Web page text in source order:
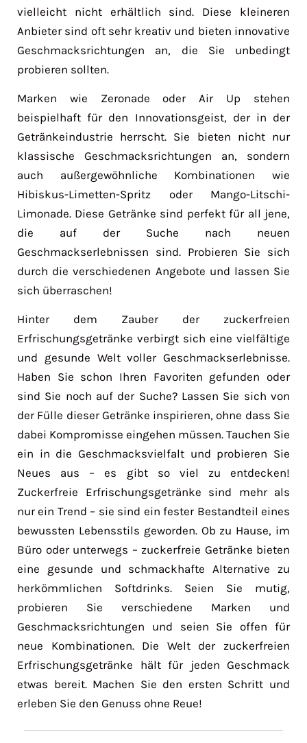
vielleicht nicht erhältlich sind. Diese kleineren
Anbieter sind oft sehr kreativ und bieten innovative
Geschmacksrichtungen an, die Sie unbedingt
probieren sollten.
Marken wie Zeronade oder Air Up stehen
beispielhaft für den Innovationsgeist, der in der
Getränkeindustrie herrscht. Sie bieten nicht nur
klassische Geschmacksrichtungen an, sondern
auch außergewöhnliche Kombinationen wie
Hibiskus-Limetten-Spritz oder Mango-Litschi-
Limonade. Diese Getränke sind perfekt für all jene,
die auf der Suche nach neuen
Geschmackserlebnissen sind. Probieren Sie sich
durch die verschiedenen Angebote und lassen Sie
sich überraschen!
Hinter dem Zauber der zuckerfreien
Erfrischungsgetränke verbirgt sich eine vielfältige
und gesunde Welt voller Geschmackserlebnisse.
Haben Sie schon Ihren Favoriten gefunden oder
sind Sie noch auf der Suche? Lassen Sie sich von
der Fülle dieser Getränke inspirieren, ohne dass Sie
dabei Kompromisse eingehen müssen. Tauchen Sie
ein in die Geschmacksvielfalt und probieren Sie
Neues aus – es gibt so viel zu entdecken!
Zuckerfreie Erfrischungsgetränke sind mehr als
nur ein Trend – sie sind ein fester Bestandteil eines
bewussten Lebensstils geworden. Ob zu Hause, im
Büro oder unterwegs – zuckerfreie Getränke bieten
eine gesunde und schmackhafte Alternative zu
herkömmlichen Softdrinks. Seien Sie mutig,
probieren Sie verschiedene Marken und
Geschmacksrichtungen und seien Sie offen für
neue Kombinationen. Die Welt der zuckerfreien
Erfrischungsgetränke hält für jeden Geschmack
etwas bereit. Machen Sie den ersten Schritt und
erleben Sie den Genuss ohne Reue!